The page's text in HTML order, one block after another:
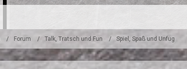
Forum Talk, Tratsch und Fun Spiel, Spaß und Unfug